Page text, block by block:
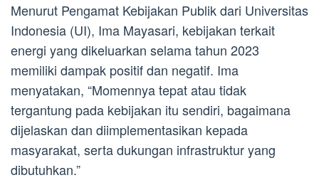
Menurut Pengamat Kebijakan Publik dari Universitas
Indonesia (UI), Ima Mayasari, kebijakan terkait
energi yang dikeluarkan selama tahun 2023
memiliki dampak positif dan negatif. Ima
menyatakan, “Momennya tepat atau tidak
tergantung pada kebijakan itu sendiri, bagaimana
dijelaskan dan diimplementasikan kepada
masyarakat, serta dukungan infrastruktur yang
dibutuhkan.”